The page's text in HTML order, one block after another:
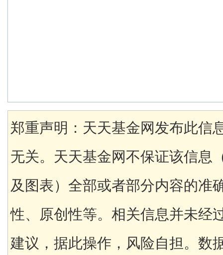
郑重声明：天天基金网发布此信
无关。天天基金网不保证该信息
及图表）全部或者部分内容的准
性、原创性等。相关信息并未经
建议，据此操作，风险自担。数